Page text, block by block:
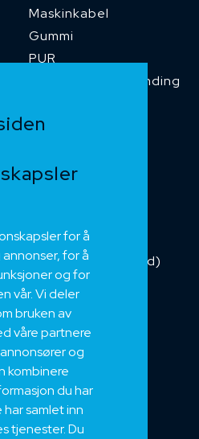
for å
for å
og for
vår. Vi deler
bruken av
våre partnere
og
kombinere
du har
samlet inn
tjenester. Du
Maskinkabel
Gummi
PUR
Temperaturbestanding
Heis og kran
Kategorikabel
Installasjonskabel
Kombikabel (Hybrid)
DNV sertifisert
Tilbehør